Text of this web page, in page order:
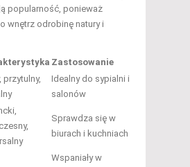
popularność, ponieważ
wnętrz odrobinę natury i
Zastosowanie
przytulny,
Idealny do sypialni i
salonów
Sprawdza się w
biurach i kuchniach
Wspaniały w